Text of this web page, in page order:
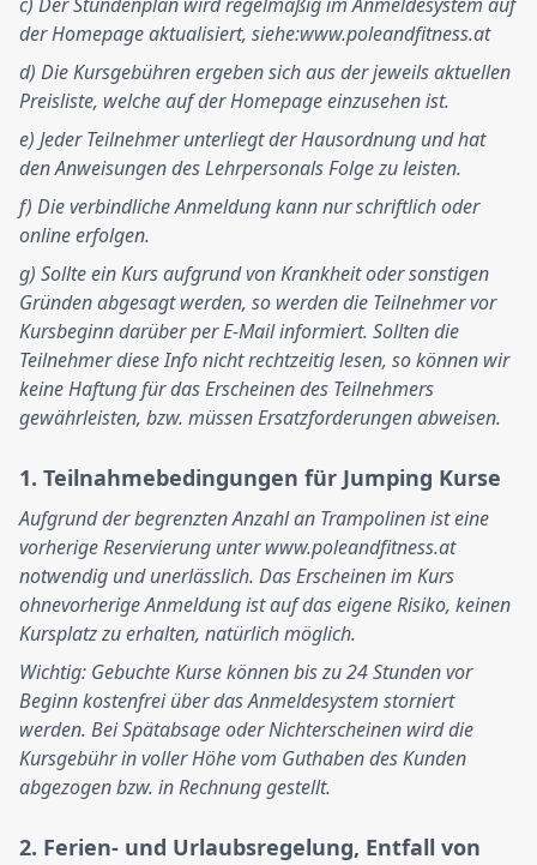
der Homepage aktualisiert, siehe:www.poleandfitness.at
d) Die Kursgebühren ergeben sich aus der jeweils aktuellen
Preisliste, welche auf der Homepage einzusehen ist.
e) Jeder Teilnehmer unterliegt der Hausordnung und hat
den Anweisungen des Lehrpersonals Folge zu leisten.
f) Die verbindliche Anmeldung kann nur schriftlich oder
online erfolgen.
g) Sollte ein Kurs aufgrund von Krankheit oder sonstigen
Gründen abgesagt werden, so werden die Teilnehmer vor
Kursbeginn darüber per E-Mail informiert. Sollten die
Teilnehmer diese Info nicht rechtzeitig lesen, so können wir
keine Haftung für das Erscheinen des Teilnehmers
gewährleisten, bzw. müssen Ersatzforderungen abweisen.
1. Teilnahmebedingungen für Jumping Kurse
Aufgrund der begrenzten Anzahl an Trampolinen ist eine
vorherige Reservierung unter www.poleandfitness.at
notwendig und unerlässlich. Das Erscheinen im Kurs
ohnevorherige Anmeldung ist auf das eigene Risiko, keinen
Kursplatz zu erhalten, natürlich möglich.
Wichtig: Gebuchte Kurse können bis zu 24 Stunden vor
Beginn kostenfrei über das Anmeldesystem storniert
werden. Bei Spätabsage oder Nichterscheinen wird die
Kursgebühr in voller Höhe vom Guthaben des Kunden
abgezogen bzw. in Rechnung gestellt.
2. Ferien- und Urlaubsregelung, Entfall von